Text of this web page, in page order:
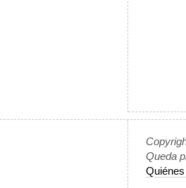
Queda